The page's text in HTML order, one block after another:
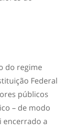
do regime
Federal
públicos
– de modo
encerrado a